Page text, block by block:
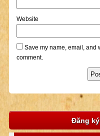
Website
Save my name, email, and
comment.
Đăng